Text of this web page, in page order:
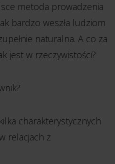
metoda prowadzenia
bardzo weszła ludziom
naturalna. A co za
jest w rzeczywistości?
charakterystycznych
relacjach z